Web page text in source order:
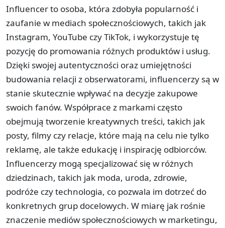
Influencer to osoba, która zdobyła popularność i
zaufanie w mediach społecznościowych, takich jak
Instagram, YouTube czy TikTok, i wykorzystuje tę
pozycję do promowania różnych produktów i usług.
Dzięki swojej autentyczności oraz umiejętności
budowania relacji z obserwatorami, influencerzy są w
stanie skutecznie wpływać na decyzje zakupowe
swoich fanów. Współprace z markami często
obejmują tworzenie kreatywnych treści, takich jak
posty, filmy czy relacje, które mają na celu nie tylko
reklamę, ale także edukację i inspirację odbiorców.
Influencerzy mogą specjalizować się w różnych
dziedzinach, takich jak moda, uroda, zdrowie,
podróże czy technologia, co pozwala im dotrzeć do
konkretnych grup docelowych. W miarę jak rośnie
znaczenie mediów społecznościowych w marketingu,